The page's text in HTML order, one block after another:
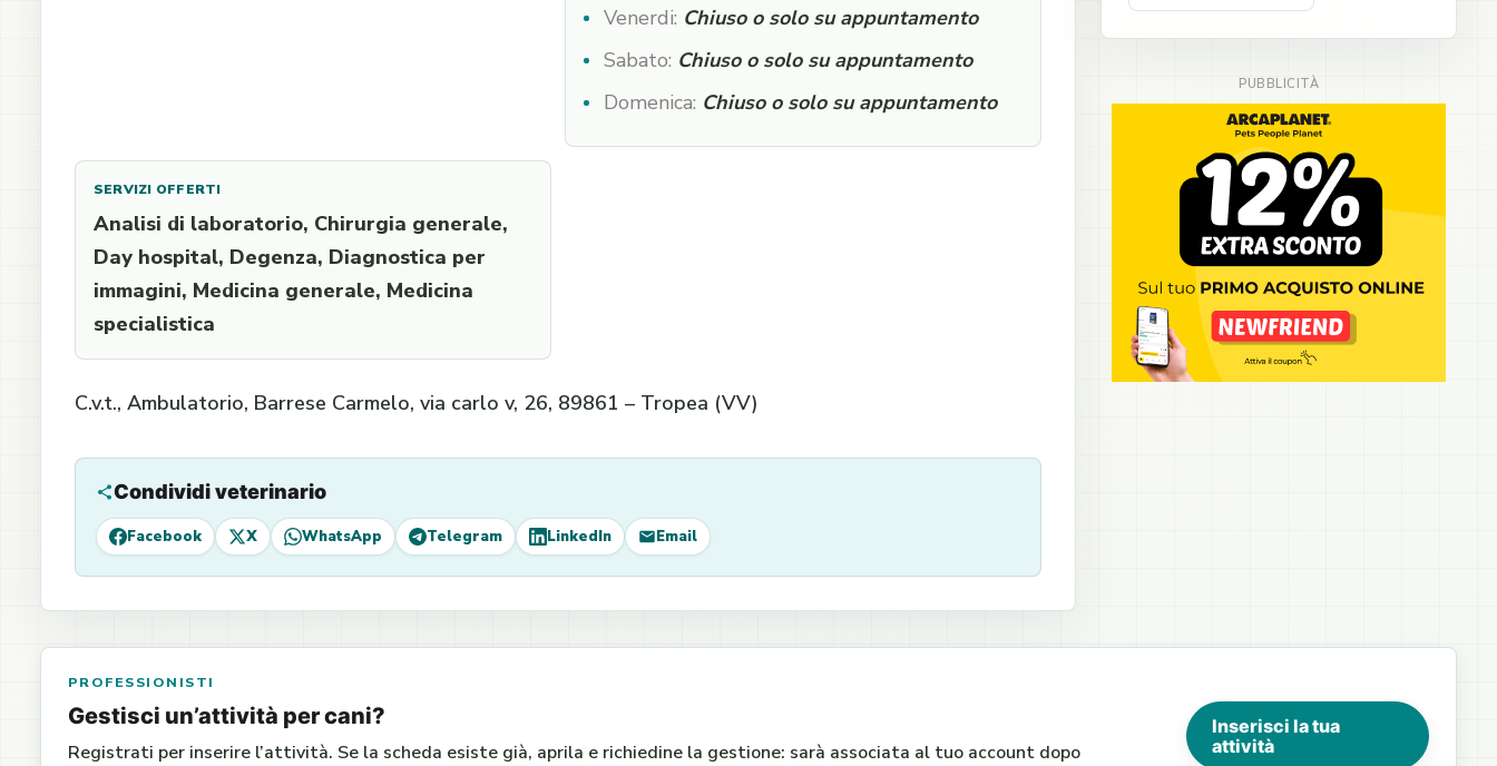
Venerdi: Chiuso o solo su appuntamento
Sabato: Chiuso o solo su appuntamento
Domenica: Chiuso o solo su appuntamento
SERVIZI OFFERTI
Analisi di laboratorio, Chirurgia generale,
Day hospital, Degenza, Diagnostica per
immagini, Medicina generale, Medicina
specialistica
C.v.t., Ambulatorio, Barrese Carmelo, via carlo v, 26, 89861 – Tropea (VV)
Condividi veterinario
Facebook X WhatsApp Telegram LinkedIn Email
PROFESSIONISTI
Gestisci un’attività per cani?
Registrati per inserire l’attività. Se la scheda esiste già, aprila e richiedine la gestione: sarà associata al tuo account dopo
Inserisci la tua
attività